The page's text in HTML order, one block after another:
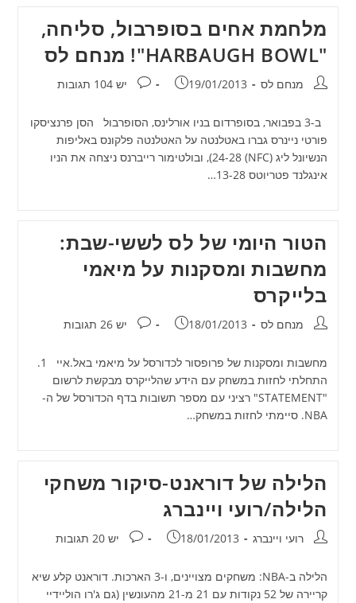
מלחמת אחים בסופרבול, סליחה,
"HARBAUGH BOWL"! מנחם לס
מחבר:מנחם לס פורסם:
19/01/2013 תגובות:
יש 104 תגובות
ב-3 בפבואר, בסופרדום בניו אורלינס, הסופרבול הסן פרנציסקו
פורטי ניינרס גברו באטלנטה על האטלנטה פלקונס באליפות
הנשיונל ליג (NFC) 24-28), ובולטימור רייברנס ניצחה את הניו
אינגלנד פטריוטס 13-28…
הטור היומי של לס לששי-שבת:
מחשבות ומסקנות על מיאמי
בלייקרס
מחבר:מנחם לס פורסם:
18/01/2013 תגובות:
יש 26 תגובות
מחשבות ומסקנות של פרופסור לכדורסל על מיאמי באל.איי 1.
התחלתי לחזות במשחק עם הידע שהלייקרס מבקשת לרשום
"STATEMENT" רציני עם מספר תשובות בדף הכדורסל של ה-
NBA. סיימתי לחזות במשחק…
הלילה של דוראנט-סיקור משחקי
הלילה/רועי ויינברג
מחבר:רועי ויינברג פורסם:
18/01/2013 תגובות:
יש 20 תגובות
הלילה ב-NBA: משחקים מצויינים, ו-3 הארכות. דוראנט קלע שיא
קריירה של 52 נקודות עם 21 מ-21 מהעונשין (גם ג'רו הוליידיי